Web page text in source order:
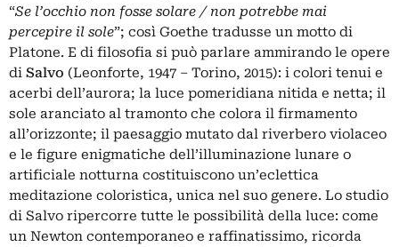
“Se l’occhio non fosse solare / non potrebbe mai
percepire il sole”; così Goethe tradusse un motto di
Platone. E di filosofia si può parlare ammirando le opere
di Salvo (Leonforte, 1947 – Torino, 2015): i colori tenui e
acerbi dell’aurora; la luce pomeridiana nitida e netta; il
sole aranciato al tramonto che colora il firmamento
all’orizzonte; il paesaggio mutato dal riverbero violaceo
e le figure enigmatiche dell’illuminazione lunare o
artificiale notturna costituiscono un’eclettica
meditazione coloristica, unica nel suo genere. Lo studio
di Salvo ripercorre tutte le possibilità della luce: come
un Newton contemporaneo e raffinatissimo, ricorda